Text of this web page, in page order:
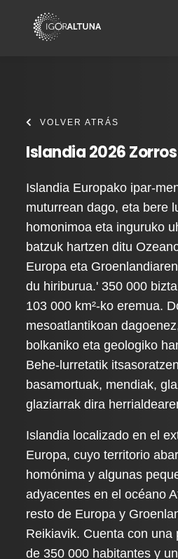
VOLVER ATRÁS
Islandia 2026 Zorros
Islandia Europako ipar-
muturrean dago, eta bere
homonimoa eta inguruko
batzuk hartzen ditu
Europa eta
du hiriburua.' 350 000
103 000 km²-ko eremua.
mesoatlantikoan
bolkaniko eta geologiko
Behe-lurretatik
basamortuak, mendiak,
glaziarrak dira
Islandia localizado en el
Europa, cuyo territorio
homónima y algunas
adyacentes en el océano
resto de Europa y
Reikiavik. Cuenta con una
de 350 000 habitantes y